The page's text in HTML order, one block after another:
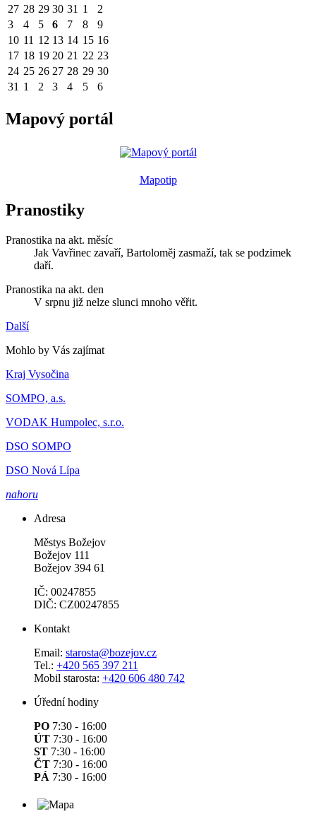
27 28 29 30 31 1
2
3
4 5 6 7 8
9
10 11 12 13 14 15 16
17 18 19 20 21 22 23
24 25 26 27 28 29 30
31 1 2 3 4 5 6
Mapový portál
Mapotip
Pranostiky
Pranostika na akt. měsíc
Jak Vavřinec zavaří, Bartoloměj zasmaží, tak se podzimek
daří.
Pranostika na akt. den
V srpnu již nelze slunci mnoho věřit.
Další
Mohlo by Vás zajímat
Kraj Vysočina
SOMPO, a.s.
VODAK Humpolec, s.r.o.
DSO SOMPO
DSO Nová Lípa
nahoru
Adresa
Městys Božejov
Božejov 111
Božejov 394 61
IČ: 00247855
DIČ: CZ00247855
Kontakt
Email: starosta@bozejov.cz
Tel.: +420 565 397 211
Mobil starosta: +420 606 480 742
Úřední hodiny
PO 7:30 - 16:00
ÚT 7:30 - 16:00
ST 7:30 - 16:00
ČT 7:30 - 16:00
PÁ 7:30 - 16:00